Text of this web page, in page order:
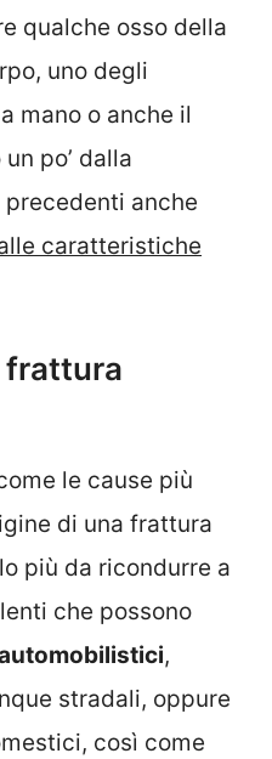
qualche osso della
uno degli
mano o anche il
po’ dalla
anche
caratteristiche
frattura
le cause più
di una frattura
più da ricondurre a
che possono
,
stradali, oppure
così come